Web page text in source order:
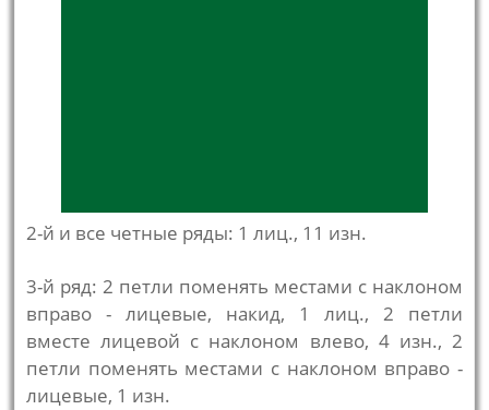
2-й и все четные ряды: 1 лиц., 11 изн.
3-й ряд: 2 петли поменять местами с наклоном
вправо - лицевые, накид, 1 лиц., 2 петли
вместе лицевой с наклоном влево, 4 изн., 2
петли поменять местами с наклоном вправо -
лицевые, 1 изн.